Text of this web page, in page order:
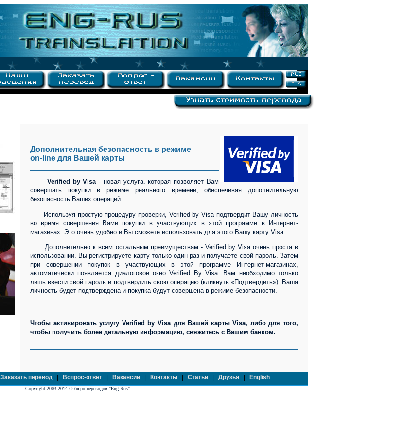
Дополнительная безопасность в режиме
on-line для Вашей карты
Verified by Visa- новая услуга, которая позволяет Вам
совершать покупки в режиме реального времени, обеспечивая дополнительную
безопасность Ваших операций.
Используя простую процедуру проверки, Verified by Visa подтвердит Вашу личность
во время совершения Вами покупки в участвующих в этой программе в Интернет-
магазинах. Это очень удобно и Вы сможете использовать для этого Вашу карту Visa.
Дополнительно к всем остальным преимуществам - Verified by Visa очень проста в
использовании. Вы регистрируете карту только один раз и получаете свой пароль. Затем
при совершении покупок в участвующих в этой программе Интернет-магазинах,
автоматически появляется диалоговое окно Verified By Visa. Вам необходимо только
лишь ввести свой пароль и подтвердить свою операцию (кликнуть «Подтвердить»). Ваша
личность будет подтверждена и покупка будут совершена в режиме безопасности.
Чтобы активировать услугу Verified by Visa для Вашей карты Visa, либо для того,
чтобы получить более детальную информацию, свяжитесь с Вашим банком.
Заказать перевод Вопрос-ответ Вакансии Контакты Статьи Друзья English
Copyright 2003-2014 © бюро переводов "Eng-Rus"